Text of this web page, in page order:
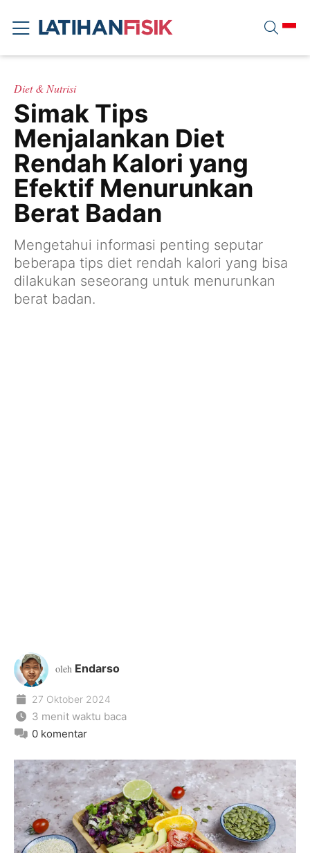
Diet & Nutrisi
Simak Tips
Menjalankan Diet
Rendah Kalori yang
Efektif Menurunkan
Berat Badan
Mengetahui informasi penting seputar
beberapa tips diet rendah kalori yang bisa
dilakukan seseorang untuk menurunkan
berat badan.
oleh Endarso
27 Oktober 2024
3 menit waktu baca
0 komentar